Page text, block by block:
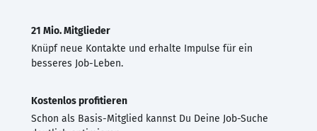
21 Mio. Mitglieder
Knüpf neue Kontakte und erhalte Impulse für ein
besseres Job-Leben.
Kostenlos profitieren
Schon als Basis-Mitglied kannst Du Deine Job-Suche